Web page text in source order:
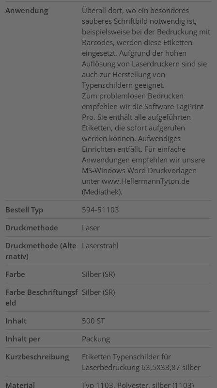
Anwendung
Überall dort, wo ein besonderes
sauberes Schriftbild notwendig ist,
beispielsweise bei der Bedruckung mit
Barcodes, werden diese Etiketten
eingesetzt. Aufgrund der hohen
Auflösung von Laserdruckern sind sie
auch zur Herstellung von
Typenschildern geeignet.
Zum problemlosen Bedrucken
empfehlen wir die Software TagPrint
Pro. Sie enthält alle aufgeführten
Etiketten, die sofort aufgerufen
werden können. Aufwendiges
Einrichten entfällt. Für einfache
Anwendungen empfehlen wir unsere
MS-Windows Word Druckvorlagen
unter www.HellermannTyton.de
(Mediathek).
Bestell Typ
594-51103
Druckmethode
Laser
Druckmethode (Alte
rnativ)
Laserstrahl
Farbe
Silber (SR)
Farbe Beschriftungsf
eld
Silber (SR)
Inhalt 500 ST
Inhalt per
Packung
Kurzbeschreibung
Etiketten Typenschilder für
Laserbedruckung 63,5X33,87 silber
Material
Typ 1103, Polyester, silber (1103)